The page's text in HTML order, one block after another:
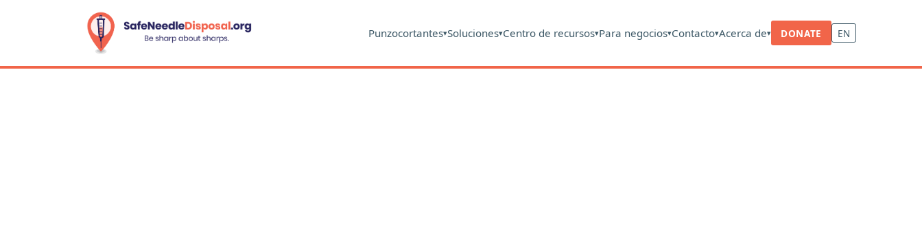
Punzocortantes▾Soluciones▾Centro de recursos▾Para negocios▾Contacto▾Acerca de▾ DONATE EN